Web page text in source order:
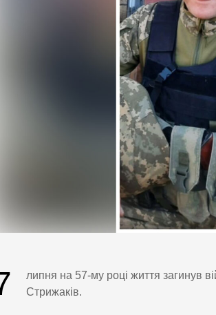
липня на 57-му році життя загинув
Стрижаків.